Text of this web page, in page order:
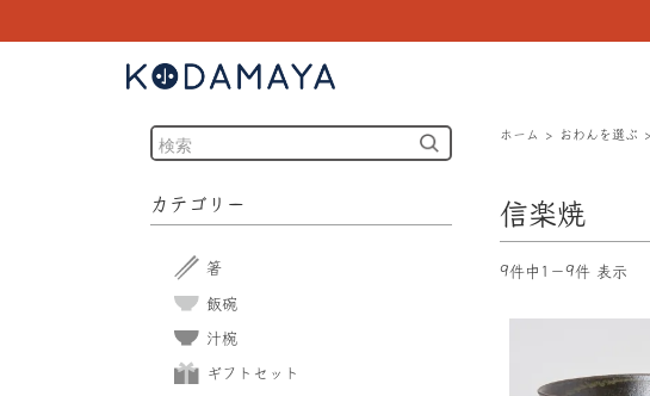
ホーム おわんを選ぶ
信楽焼
9件中1－9件 表示
カテゴリー
箸
飯碗
汁椀
ギフトセット